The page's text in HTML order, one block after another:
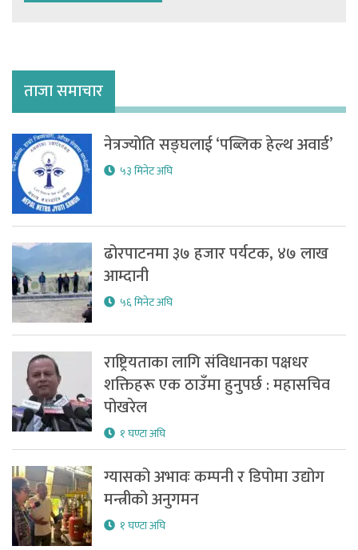
ताजा समाचार
नेत्रज्योति सङ्घलाई ‘पब्लिक हेल्थ अवार्ड’
५३ मिनेट अघि
ढोरपाटनमा ३७ हजार पर्यटक, ४७ लाख
आम्दानी
५६ मिनेट अघि
राष्ट्रियताका लागि संविधानका पक्षधर
शक्तिहरू एक ठाउँमा हुनुपर्छ : महासचिव
पोखरेल
१ घण्टा अघि
ग्यासको अभावः कम्पनी र डिपोमा उद्योग
मन्त्रीको अनुगमन
१ घण्टा अघि